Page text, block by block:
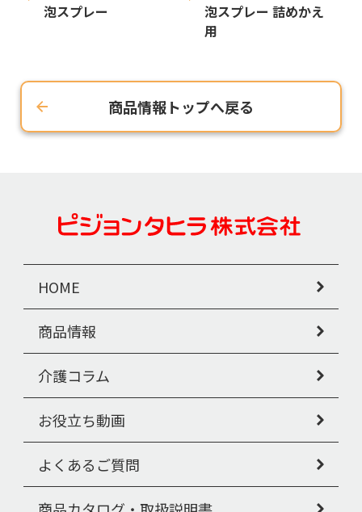
泡スプレー
泡スプレー 詰めかえ
用
商品情報トップへ戻る
HOME
商品情報
介護コラム
お役立ち動画
よくあるご質問